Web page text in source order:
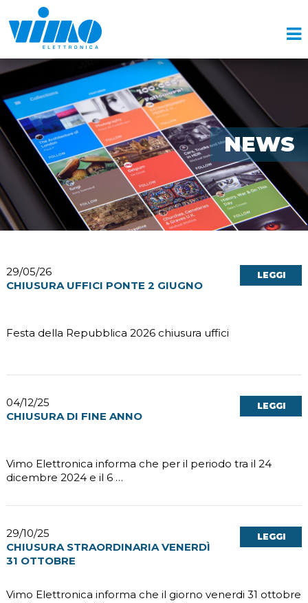
NEWS
29/05/26
CHIUSURA UFFICI PONTE 2 GIUGNO
Festa della Repubblica 2026 chiusura uffici
LEGGI
04/12/25
CHIUSURA DI FINE ANNO
Vimo Elettronica informa che per il periodo tra il 24
dicembre 2024 e il 6 …
LEGGI
29/10/25
CHIUSURA STRAORDINARIA VENERDÌ
31 OTTOBRE
Vimo Elettronica informa che il giorno venerdi 31 ottobre
LEGGI